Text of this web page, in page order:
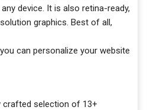
device. It is also retina-ready,
graphics. Best of all,
can personalize your website
crafted selection of 13+